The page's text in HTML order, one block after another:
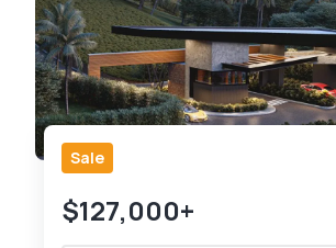
Sale
$127,000+